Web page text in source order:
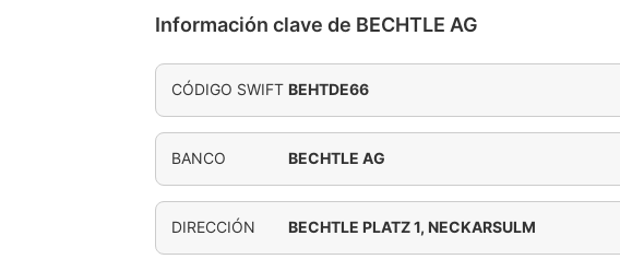
Información clave de BECHTLE AG
CÓDIGO SWIFT BEHTDE66
BANCO BECHTLE AG
DIRECCIÓN BECHTLE PLATZ 1, NECKARSULM